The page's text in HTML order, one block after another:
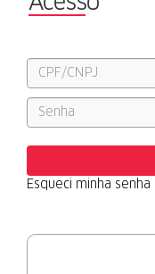
Esqueci minha senha